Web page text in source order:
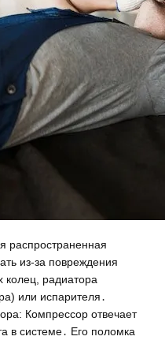
распространенная
из-за повреждения
колец, радиатора
или испарителя․
Компрессор отвечает
в системе․ Его поломка